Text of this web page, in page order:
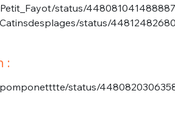
status/
status/
:
status/